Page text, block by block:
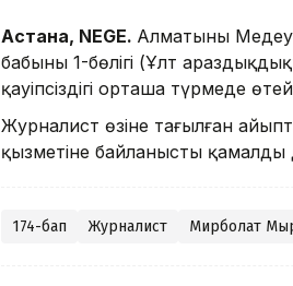
Астана, NEGE. Алматының
бабының 1-бөлігі (Ұлт
қауіпсіздігі орташа түрмеде
Журналист өзіне тағылған
қызметіне байланысты
174-бап Журналист Мирболат